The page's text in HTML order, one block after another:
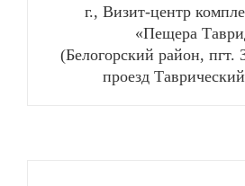
г., Визит-центр
«Пещера
(Белогорский район, пгт.
проезд